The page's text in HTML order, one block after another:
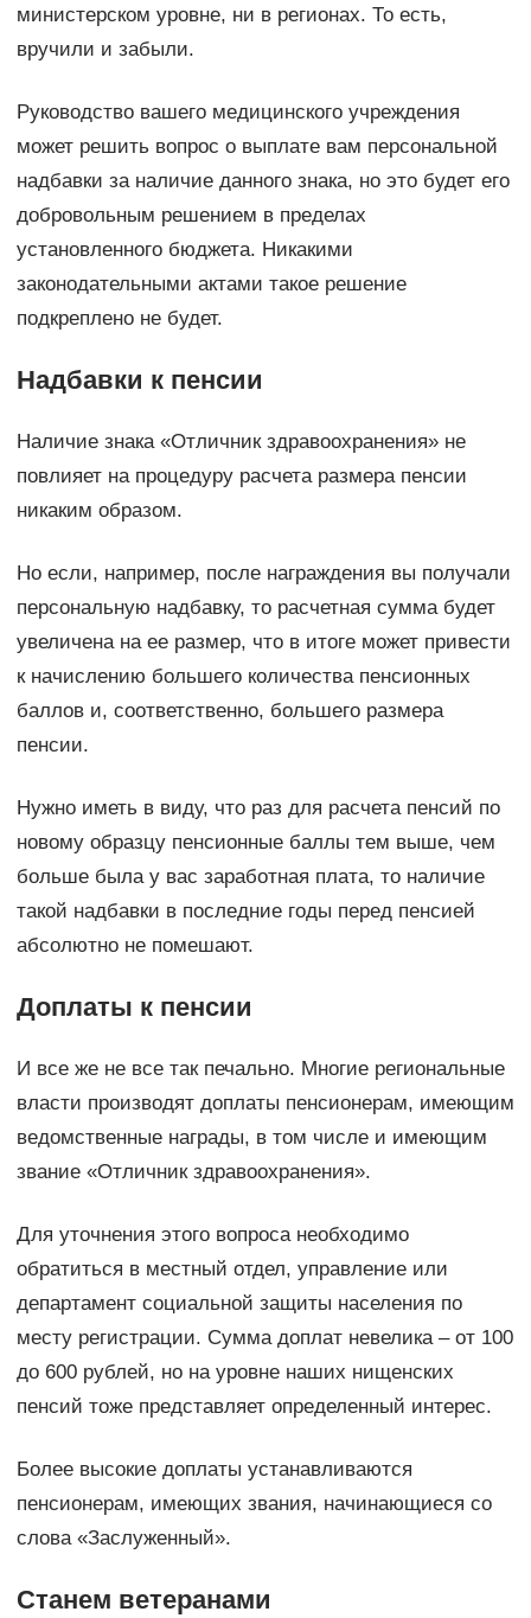
министерском уровне, ни в регионах. То есть,
вручили и забыли.
Руководство вашего медицинского учреждения
может решить вопрос о выплате вам персональной
надбавки за наличие данного знака, но это будет его
добровольным решением в пределах
установленного бюджета. Никакими
законодательными актами такое решение
подкреплено не будет.
Надбавки к пенсии
Наличие знака «Отличник здравоохранения» не
повлияет на процедуру расчета размера пенсии
никаким образом.
Но если, например, после награждения вы получали
персональную надбавку, то расчетная сумма будет
увеличена на ее размер, что в итоге может привести
к начислению большего количества пенсионных
баллов и, соответственно, большего размера
пенсии.
Нужно иметь в виду, что раз для расчета пенсий по
новому образцу пенсионные баллы тем выше, чем
больше была у вас заработная плата, то наличие
такой надбавки в последние годы перед пенсией
абсолютно не помешают.
Доплаты к пенсии
И все же не все так печально. Многие региональные
власти производят доплаты пенсионерам, имеющим
ведомственные награды, в том числе и имеющим
звание «Отличник здравоохранения».
Для уточнения этого вопроса необходимо
обратиться в местный отдел, управление или
департамент социальной защиты населения по
месту регистрации. Сумма доплат невелика – от 100
до 600 рублей, но на уровне наших нищенских
пенсий тоже представляет определенный интерес.
Более высокие доплаты устанавливаются
пенсионерам, имеющих звания, начинающиеся со
слова «Заслуженный».
Станем ветеранами